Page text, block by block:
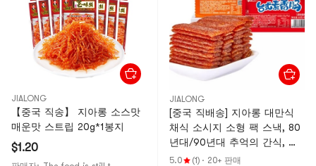
JIALONG
【중국 직송】 지아롱 소스맛
매운맛 스트립 20g*1봉지
$1.20
JIALONG
[중국 직배송] 지아롱 대만식
채식 소시지 소형 팩 스낵, 80
년대/90년대 추억의 간식, 매
콤한 스낵 스트립 22g/봉지
5.0 (1) · 20+ 판매